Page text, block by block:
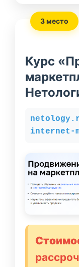
3 место
Курс
internet-